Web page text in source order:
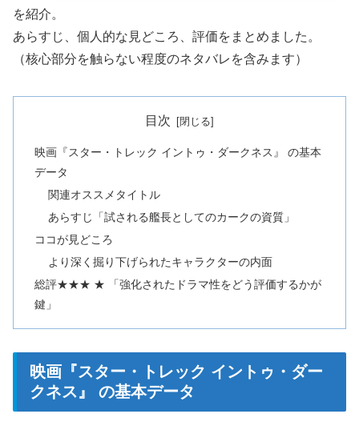
を紹介。
あらすじ、個人的な見どころ、評価をまとめました。
（核心部分を触らない程度のネタバレを含みます）
目次
映画『スター・トレック イントゥ・ダークネス』 の基本
データ
関連オススメタイトル
あらすじ「試される艦長としてのカークの資質」
ココが見どころ
より深く掘り下げられたキャラクターの内面
総評★★★ ★ 「強化されたドラマ性をどう評価するかが
鍵」
映画『スター・トレック イントゥ・ダー
クネス』 の基本データ